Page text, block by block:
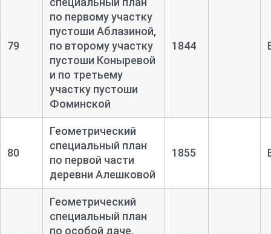
79
по первому участку
пустоши Аблазиной,
по второму участку
пустоши Коныревой
и по третьему
участку пустоши
Фоминской
1844
80
Геометрический
специальный план
по первой части
деревни Алешковой
1855
Геометрический
специальный план
по особой даче,